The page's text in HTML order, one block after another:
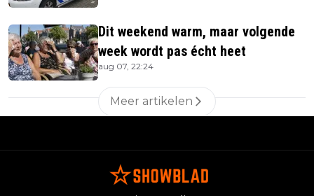
Dit weekend warm, maar volgende
week wordt pas écht heet
aug 07, 22:24
Meer artikelen